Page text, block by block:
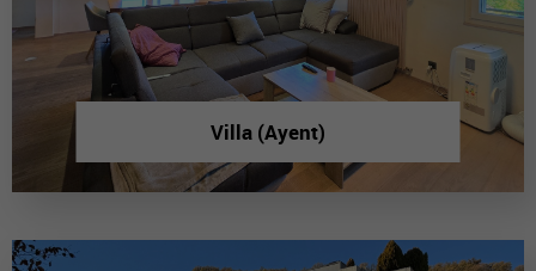
Villa (Ayent)